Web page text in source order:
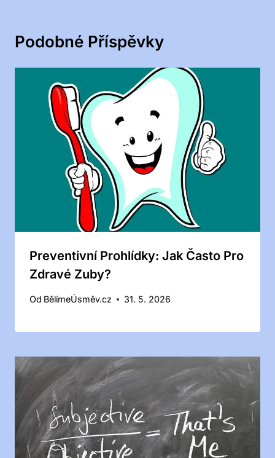
Podobné Příspěvky
Preventivní Prohlídky: Jak Často Pro
Zdravé Zuby?
Od BělímeÚsměv.cz 31. 5. 2026